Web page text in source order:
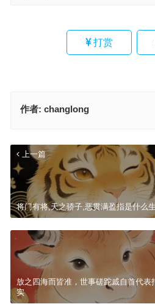
打赏
作者: changlong
上一篇
将门有将,天之骄子,恶贯满盈指是什么
放之四海而皆准，世事磋跎戚自首代表
实